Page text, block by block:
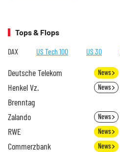
Tops & Flops
DAX US Tech 100 US 30
Deutsche Telekom News
Henkel Vz. News
Brenntag
Zalando News
RWE News
Commerzbank News